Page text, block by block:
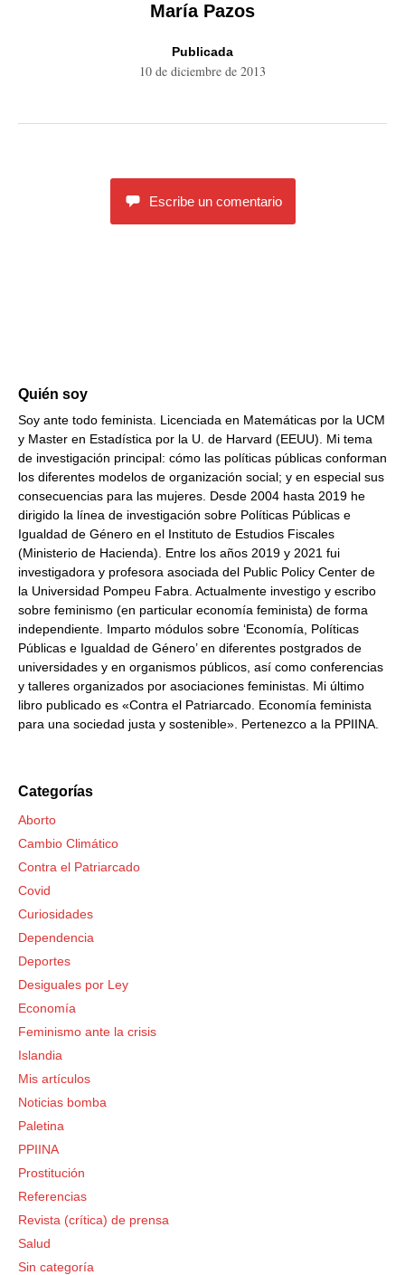
María Pazos
Publicada
10 de diciembre de 2013
Escribe un comentario
Quién soy
Soy ante todo feminista. Licenciada en Matemáticas por la UCM
y Master en Estadística por la U. de Harvard (EEUU). Mi tema
de investigación principal: cómo las políticas públicas conforman
los diferentes modelos de organización social; y en especial sus
consecuencias para las mujeres. Desde 2004 hasta 2019 he
dirigido la línea de investigación sobre Políticas Públicas e
Igualdad de Género en el Instituto de Estudios Fiscales
(Ministerio de Hacienda). Entre los años 2019 y 2021 fui
investigadora y profesora asociada del Public Policy Center de
la Universidad Pompeu Fabra. Actualmente investigo y escribo
sobre feminismo (en particular economía feminista) de forma
independiente. Imparto módulos sobre ‘Economía, Políticas
Públicas e Igualdad de Género’ en diferentes postgrados de
universidades y en organismos públicos, así como conferencias
y talleres organizados por asociaciones feministas. Mi último
libro publicado es «Contra el Patriarcado. Economía feminista
para una sociedad justa y sostenible». Pertenezco a la PPIINA.
Categorías
Aborto
Cambio Climático
Contra el Patriarcado
Covid
Curiosidades
Dependencia
Deportes
Desiguales por Ley
Economía
Feminismo ante la crisis
Islandia
Mis artículos
Noticias bomba
Paletina
PPIINA
Prostitución
Referencias
Revista (crítica) de prensa
Salud
Sin categoría